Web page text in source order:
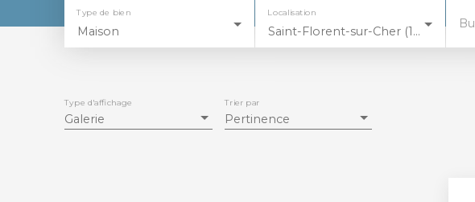
Maison
Type de bien
Saint-Florent-sur-Cher (18400)
Localisation
Galerie
Type d'affichage
Pertinence
Trier par